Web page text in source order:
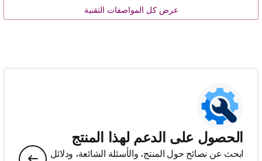
عرض كل المواصفات التقنية
الحصول على الدعم لهذا المنتج
ابحث عن نصائح حول المنتج، والأسئلة الشائعة، ودلائل